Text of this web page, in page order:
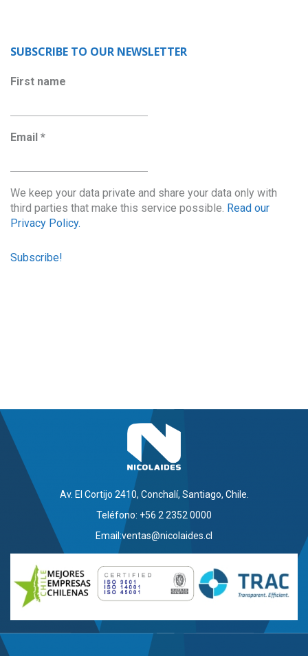
SUBSCRIBE TO OUR NEWSLETTER
First name
Email *
We keep your data private and share your data only with
third parties that make this service possible. Read our
Privacy Policy.
Av. El Cortijo 2410, Conchalí, Santiago, Chile.
Teléfono: +56 2 2352 0000
Email:ventas@nicolaides.cl